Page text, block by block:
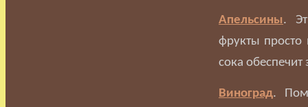
Апельсины.
фрукты просто
сока обеспечит
Виноград.